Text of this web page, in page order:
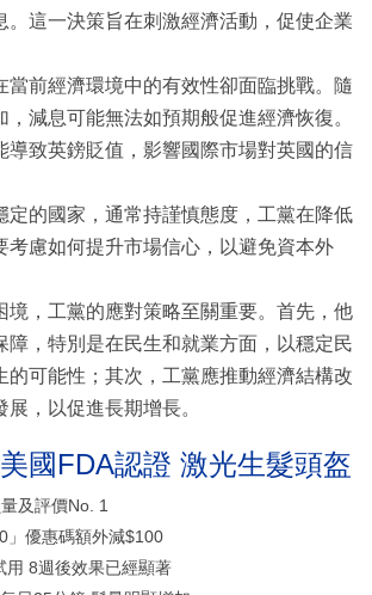
。這一決策旨在刺激經濟活動，促使企業
當前經濟環境中的有效性卻面臨挑戰。隨
減息可能無法如預期般促進經濟恢復。
導致英鎊貶值，影響國際市場對英國的信
定的國家，通常持謹慎態度，工黨在降低
考慮如何提升市場信心，以避免資本外
境，工黨的應對策略至關重要。首先，他
障，特別是在民生和就業方面，以穩定民
的可能性；其次，工黨應推動經濟結構改
，以促進長期增長。
國FDA認證 激光生髮頭盔
及評價No. 1
」優惠碼額外減$100
用 8週後效果已經顯著